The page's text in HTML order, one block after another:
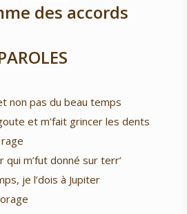
des accords
non pas du beau temps
et m’fait grincer les dents
qui m’fut donné sur terr’
je l’dois à Jupiter